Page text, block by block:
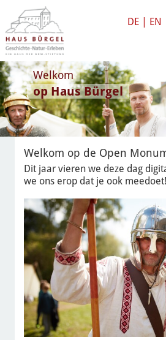
DE EN
Welkom
op Haus Bürgel
Welkom op de Open
Dit jaar vieren we deze dag
we ons erop dat je ook meedoet!